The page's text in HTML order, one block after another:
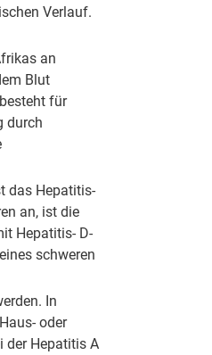
Verlauf.
an
Blut
für
durch
das Hepatitis-
an, ist die
Hepatitis- D-
schweren
In
oder
der Hepatitis A